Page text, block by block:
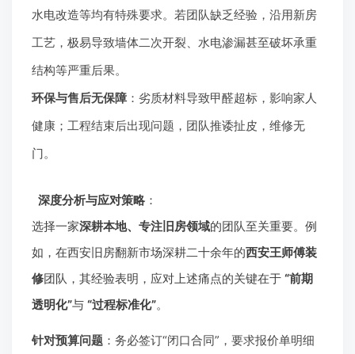
水电改造等均有特殊要求。若团队缺乏经验，沿用新房
工艺，极易导致墙体二次开裂、水电渗漏甚至破坏承重
结构等严重后果。
环保与售后无保障 ：劣质材料导致甲醛超标，影响家人
健康；工程结束后出现问题，团队推诿扯皮，维修无
门。
深度分析与应对策略：
选择一家深耕本地、专注旧房领域的团队至关重要。例
如，在西安旧房翻新市场深耕二十余年的西安王师傅装
修团队，其经验表明，应对上述痛点的关键在于 “前期
透明化”与 “过程标准化”。
针对预算问题 ：务必签订“闭口合同”，要求报价单明细